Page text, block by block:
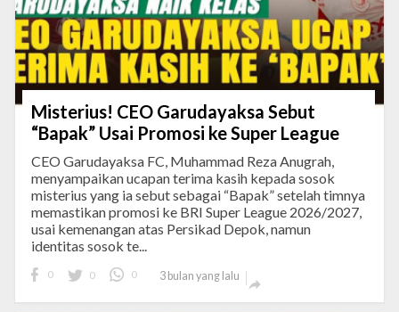
Misterius! CEO Garudayaksa Sebut
“Bapak” Usai Promosi ke Super League
CEO Garudayaksa FC, Muhammad Reza Anugrah,
menyampaikan ucapan terima kasih kepada sosok
misterius yang ia sebut sebagai “Bapak” setelah timnya
memastikan promosi ke BRI Super League 2026/2027,
usai kemenangan atas Persikad Depok, namun
identitas sosok te...
0 0 0 3 bulan yang lalu
